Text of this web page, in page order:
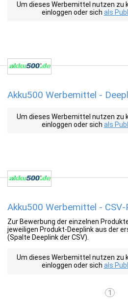
Um dieses Werbemittel nutzen zu
einloggen oder sich als
Akku500 Werbemittel -
Um dieses Werbemittel nutzen zu
einloggen oder sich als
Akku500 Werbemittel -
Zur Bewerbung der einzelnen
jeweiligen Produkt-Deeplink aus der
(Spalte Deeplink der CSV).
Um dieses Werbemittel nutzen zu
einloggen oder sich als
1